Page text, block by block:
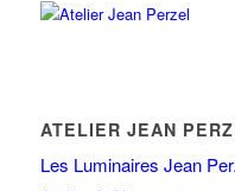
ATELIER JEAN
Les Luminaires Jean